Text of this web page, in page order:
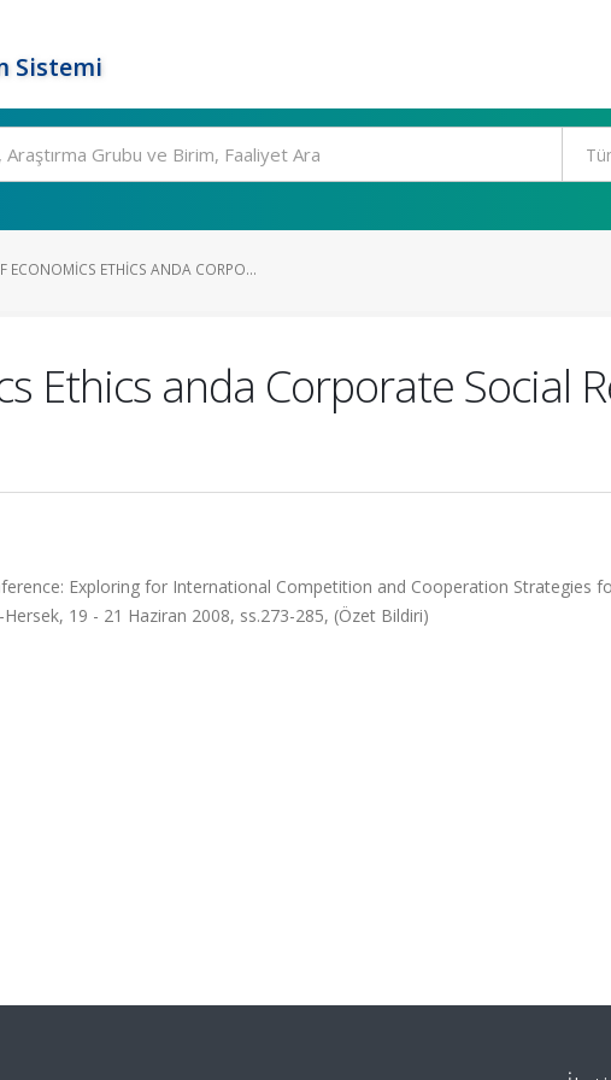
Sistemi
ECONOMICS ETHICS ANDA CORPO...
Ethics anda Corporate Social
Exploring for International Competition and Cooperation Strategies
19 - 21 Haziran 2008, ss.273-285, (Özet Bildiri)